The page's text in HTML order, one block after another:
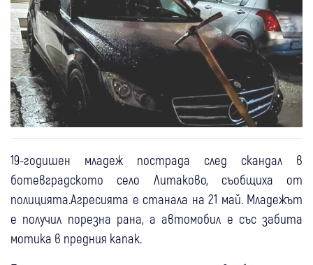
19-годишен младеж пострада след скандал в
ботевградското село Литаково, съобщиха от
полицията.Агресията е станала на 21 май. Младежът
е получил порезна рана, а автомобил е със забита
мотика в предния капак.